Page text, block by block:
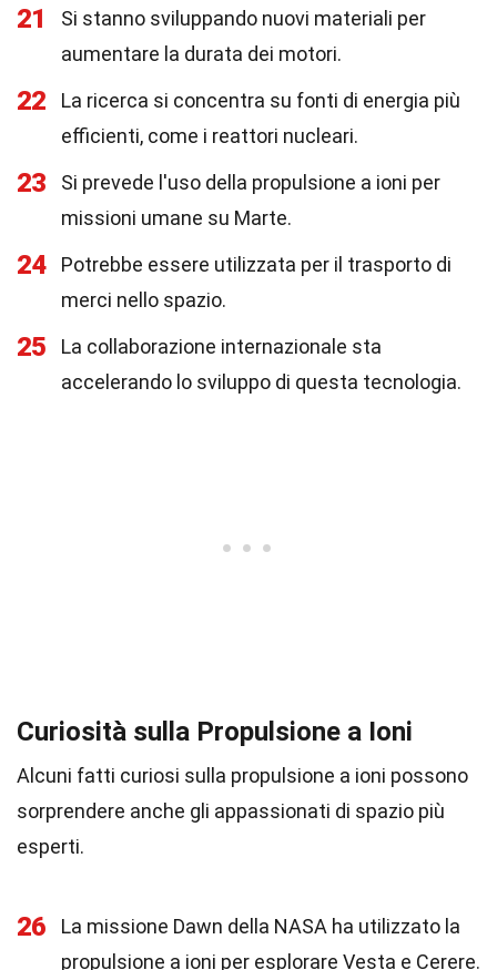
21
Si stanno sviluppando nuovi materiali per
aumentare la durata dei motori.
22
La ricerca si concentra su fonti di energia più
efficienti, come i reattori nucleari.
23
Si prevede l'uso della propulsione a ioni per
missioni umane su Marte.
24
Potrebbe essere utilizzata per il trasporto di
merci nello spazio.
25
La collaborazione internazionale sta
accelerando lo sviluppo di questa tecnologia.
Curiosità sulla Propulsione a Ioni
Alcuni fatti curiosi sulla propulsione a ioni possono
sorprendere anche gli appassionati di spazio più
esperti.
26
La missione Dawn della NASA ha utilizzato la
propulsione a ioni per esplorare Vesta e Cerere.